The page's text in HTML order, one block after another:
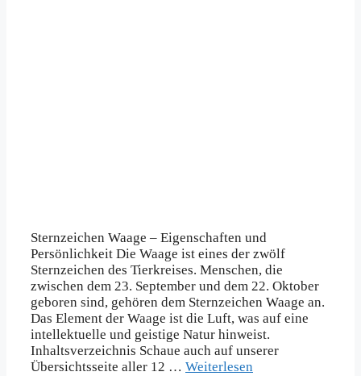
Sternzeichen Waage – Eigenschaften und
Persönlichkeit Die Waage ist eines der zwölf
Sternzeichen des Tierkreises. Menschen, die
zwischen dem 23. September und dem 22. Oktober
geboren sind, gehören dem Sternzeichen Waage an.
Das Element der Waage ist die Luft, was auf eine
intellektuelle und geistige Natur hinweist.
Inhaltsverzeichnis Schaue auch auf unserer
Übersichtsseite aller 12 … Weiterlesen